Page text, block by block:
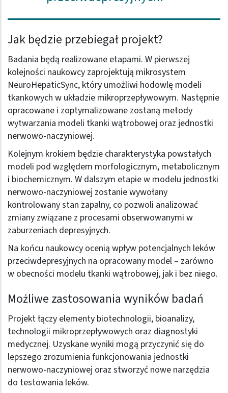
Jak będzie przebiegał projekt?
Badania będą realizowane etapami. W pierwszej
kolejności naukowcy zaprojektują mikrosystem
NeuroHepaticSync, który umożliwi hodowlę modeli
tkankowych w układzie mikroprzepływowym. Następnie
opracowane i zoptymalizowane zostaną metody
wytwarzania modeli tkanki wątrobowej oraz jednostki
nerwowo-naczyniowej.
Kolejnym krokiem będzie charakterystyka powstałych
modeli pod względem morfologicznym, metabolicznym
i biochemicznym. W dalszym etapie w modelu jednostki
nerwowo-naczyniowej zostanie wywołany
kontrolowany stan zapalny, co pozwoli analizować
zmiany związane z procesami obserwowanymi w
zaburzeniach depresyjnych.
Na końcu naukowcy ocenią wpływ potencjalnych leków
przeciwdepresyjnych na opracowany model – zarówno
w obecności modelu tkanki wątrobowej, jak i bez niego.
Możliwe zastosowania wyników badań
Projekt łączy elementy biotechnologii, bioanalizy,
technologii mikroprzepływowych oraz diagnostyki
medycznej. Uzyskane wyniki mogą przyczynić się do
lepszego zrozumienia funkcjonowania jednostki
nerwowo-naczyniowej oraz stworzyć nowe narzędzia
do testowania leków.